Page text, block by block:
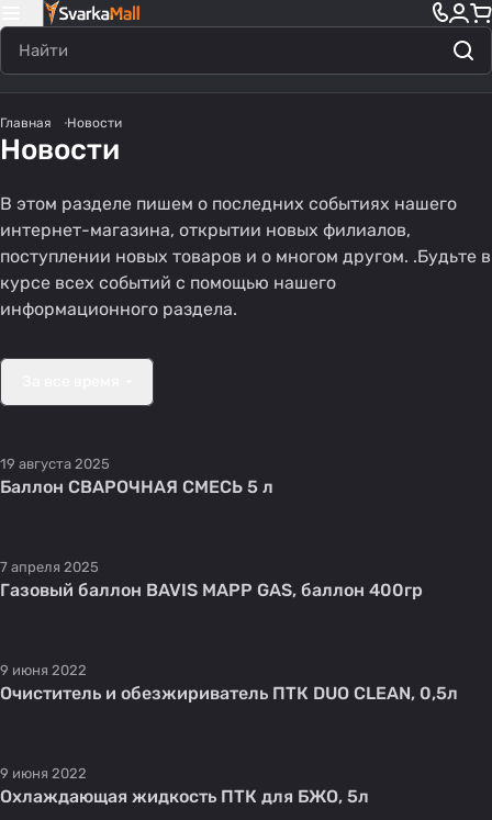
Главная Новости
Новости
В этом разделе пишем о последних событиях нашего
интернет-магазина, открытии новых филиалов,
поступлении новых товаров и о многом другом. .Будьте в
курсе всех событий с помощью нашего
информационного раздела.
19 августа 2025
Баллон СВАРОЧНАЯ СМЕСЬ 5 л
7 апреля 2025
Газовый баллон BAVIS MAPP GAS, баллон 400гр
9 июня 2022
Очиститель и обезжириватель ПТК DUO CLEAN, 0,5л
9 июня 2022
Охлаждающая жидкость ПТК для БЖО, 5л